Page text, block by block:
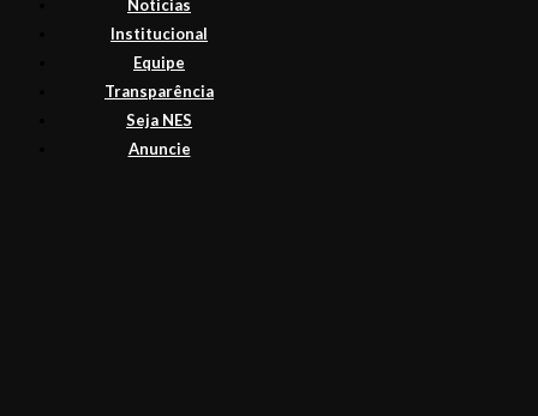
Noticias
Institucional
Equipe
Transparência
Seja NES
Anuncie